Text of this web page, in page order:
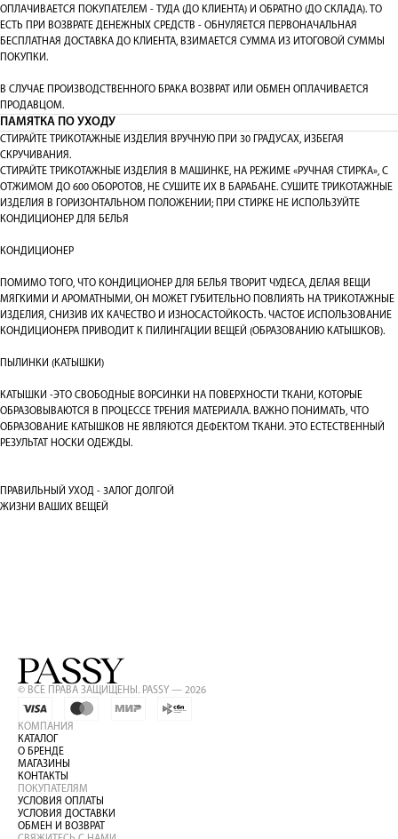
ОПЛАЧИВАЕТСЯ ПОКУПАТЕЛЕМ - ТУДА (ДО КЛИЕНТА) И ОБРАТНО (ДО СКЛАДА). ТО
ЕСТЬ ПРИ ВОЗВРАТЕ ДЕНЕЖНЫХ СРЕДСТВ - ОБНУЛЯЕТСЯ ПЕРВОНАЧАЛЬНАЯ
БЕСПЛАТНАЯ ДОСТАВКА ДО КЛИЕНТА, ВЗИМАЕТСЯ СУММА ИЗ ИТОГОВОЙ СУММЫ
ПОКУПКИ.
В СЛУЧАЕ ПРОИЗВОДСТВЕННОГО БРАКА ВОЗВРАТ ИЛИ ОБМЕН ОПЛАЧИВАЕТСЯ
ПРОДАВЦОМ.
ПАМЯТКА ПО УХОДУ
СТИРАЙТЕ ТРИКОТАЖНЫЕ ИЗДЕЛИЯ ВРУЧНУЮ ПРИ 30 ГРАДУСАХ, ИЗБЕГАЯ
СКРУЧИВАНИЯ.
СТИРАЙТЕ ТРИКОТАЖНЫЕ ИЗДЕЛИЯ В МАШИНКЕ, НА РЕЖИМЕ «РУЧНАЯ СТИРКА», С
ОТЖИМОМ ДО 600 ОБОРОТОВ, НЕ СУШИТЕ ИХ В БАРАБАНЕ. СУШИТЕ ТРИКОТАЖНЫЕ
ИЗДЕЛИЯ В ГОРИЗОНТАЛЬНОМ ПОЛОЖЕНИИ; ПРИ СТИРКЕ НЕ ИСПОЛЬЗУЙТЕ
КОНДИЦИОНЕР ДЛЯ БЕЛЬЯ
КОНДИЦИОНЕР
ПОМИМО ТОГО, ЧТО КОНДИЦИОНЕР ДЛЯ БЕЛЬЯ ТВОРИТ ЧУДЕСА, ДЕЛАЯ ВЕЩИ
МЯГКИМИ И АРОМАТНЫМИ, ОН МОЖЕТ ГУБИТЕЛЬНО ПОВЛИЯТЬ НА ТРИКОТАЖНЫЕ
ИЗДЕЛИЯ, СНИЗИВ ИХ КАЧЕСТВО И ИЗНОСАСТОЙКОСТЬ. ЧАСТОЕ ИСПОЛЬЗОВАНИЕ
КОНДИЦИОНЕРА ПРИВОДИТ К ПИЛИНГАЦИИ ВЕЩЕЙ (ОБРАЗОВАНИЮ КАТЫШКОВ).
ПЫЛИНКИ (КАТЫШКИ)
КАТЫШКИ -ЭТО СВОБОДНЫЕ ВОРСИНКИ НА ПОВЕРХНОСТИ ТКАНИ, КОТОРЫЕ
ОБРАЗОВЫВАЮТСЯ В ПРОЦЕССЕ ТРЕНИЯ МАТЕРИАЛА. ВАЖНО ПОНИМАТЬ, ЧТО
ОБРАЗОВАНИЕ КАТЫШКОВ НЕ ЯВЛЯЮТСЯ ДЕФЕКТОМ ТКАНИ. ЭТО ЕСТЕСТВЕННЫЙ
РЕЗУЛЬТАТ НОСКИ ОДЕЖДЫ.
ПРАВИЛЬНЫЙ УХОД - 3АЛОГ ДОЛГОЙ
ЖИЗНИ ВАШИХ ВЕЩЕЙ
© ВСЕ ПРАВА ЗАЩИЩЕНЫ. PASSY — 2026
КОМПАНИЯ
КАТАЛОГ
О БРЕНДЕ
МАГАЗИНЫ
КОНТАКТЫ
ПОКУПАТЕЛЯМ
УСЛОВИЯ ОПЛАТЫ
УСЛОВИЯ ДОСТАВКИ
ОБМЕН И ВОЗВРАТ